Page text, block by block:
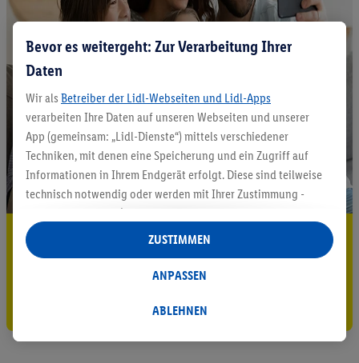
5.95 € Versand sparen³²ᵃ
Bevor es weitergeht: Zur Verarbeitung Ihrer
Daten
Wir als Betreiber der Lidl-Webseiten und Lidl-Apps
verarbeiten Ihre Daten auf unseren Webseiten und unserer
App (gemeinsam: „Lidl-Dienste“) mittels verschiedener
Techniken, mit denen eine Speicherung und ein Zugriff auf
Informationen in Ihrem Endgerät erfolgt. Diese sind teilweise
technisch notwendig oder werden mit Ihrer Zustimmung -
auch durch Partner (u.a.
Verantwortliche; im Zusammenhang mit dem IAB TCF
insgesamt
Statistik-Erstellung oder für personalisierte Werbung
Datenverarbeitungen für personalisierte Werbung werden
ABLEHNEN
ANPASSEN
ZUSTIMMEN